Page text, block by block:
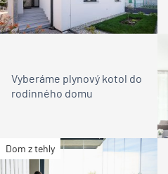
Vyberáme plynový kotol do
rodinného domu
Dom z tehly